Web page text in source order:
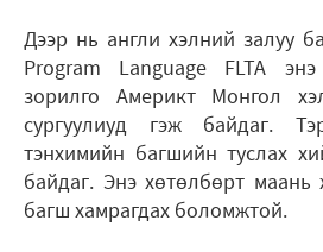
Дээр нь англи хэлний залуу
Program Language FLTA
зорилго Америкт Монгол
сургуулиуд гэж байдаг.
тэнхимийн багшийн туслах
байдаг. Энэ хөтөлбөрт маань
багш хамрагдах боломжтой.